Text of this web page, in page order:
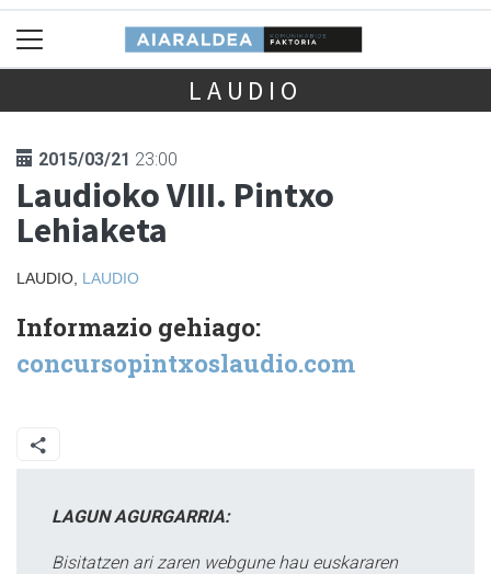
LAUDIO
2015/03/21 23:00
Laudioko VIII. Pintxo
Lehiaketa
LAUDIO, LAUDIO
Informazio gehiago:
concursopintxoslaudio.com
LAGUN AGURGARRIA:
Bisitatzen ari zaren webgune hau euskararen